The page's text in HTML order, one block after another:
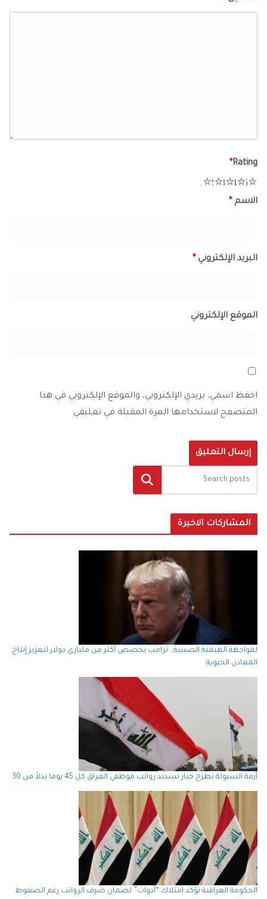
Rating
*
5
4
3
2
الاسم *
البريد الإلكتروني *
الموقع الإلكتروني
احفظ اسمي، بريدي الإلكتروني، والموقع الإلكتروني في هذا
المتصفح لاستخدامها المرة المقبلة في تعليقي.
البحث
المشاركات الاخيرة
لمواجهة الهيمنة الصينية.. ترامب يخصص أكثر من ملياري دولار لتعزيز إنتاج
المعادن الحيوية
أزمة السيولة تطرح خيار تسديد رواتب موظفي العراق كل 45 يوما بدلاً من 30
الحكومة العراقية تؤكد امتلاك “أدوات” لضمان صرف الرواتب رغم الضغوط